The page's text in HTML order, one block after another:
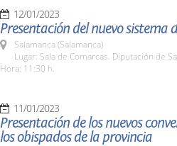
12/01/2023
Presentación del nuevo sistema
Salamanca (Salamanca)
Lugar: Sala de Comarcas. Diputación de
Hora: 11:30 h.
11/01/2023
Presentación de los nuevos
los obispados de la provincia